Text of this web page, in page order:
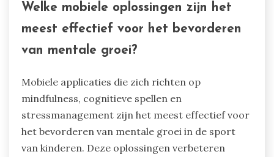
Welke mobiele oplossingen zijn het
meest effectief voor het bevorderen
van mentale groei?
Mobiele applicaties die zich richten op
mindfulness, cognitieve spellen en
stressmanagement zijn het meest effectief voor
het bevorderen van mentale groei in de sport
van kinderen. Deze oplossingen verbeteren